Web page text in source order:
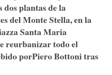
dos plantas de la
del Monte Stella, en la
Santa Maria
reurbanizar todo el
porPiero Bottonitras